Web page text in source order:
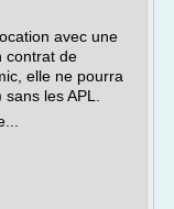
avec une
contrat de
elle ne pourra
les APL.